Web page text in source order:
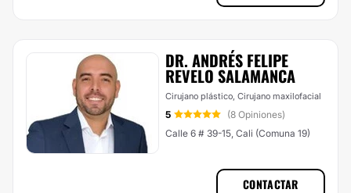
DR. ANDRÉS FELIPE
REVELO SALAMANCA
Cirujano plástico, Cirujano maxilofacial
5
(8 Opiniones)
Calle 6 # 39-15, Cali (Comuna 19)
CONTACTAR